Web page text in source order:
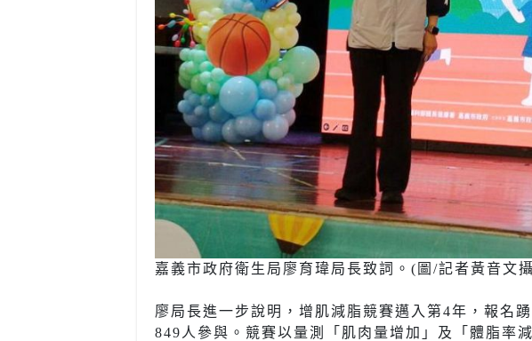
嘉義市政府衛生局廖育瑋局長致詞。(圖/記者黃音文
廖局長進一步說明，增肌減脂競賽邁入第4年，報名
849人參與。競賽以量測「肌肉量增加」及「體脂率